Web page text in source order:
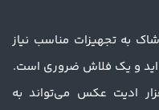
به تجهیزات مناسب نیاز
و یک فلاش ضروری است.
ادیت عکس می‌تواند به